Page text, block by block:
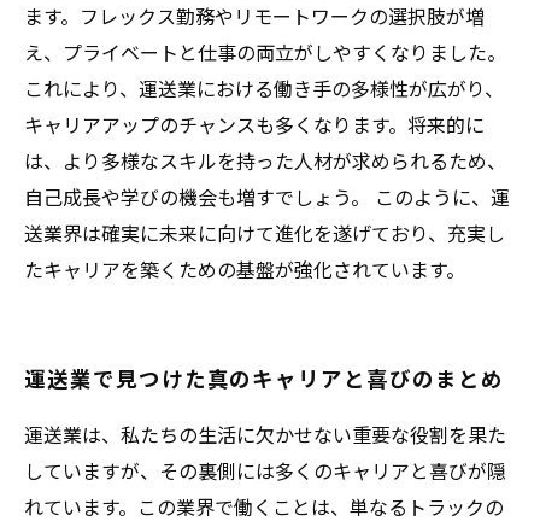
ます。フレックス勤務やリモートワークの選択肢が増
え、プライベートと仕事の両立がしやすくなりました。
これにより、運送業における働き手の多様性が広がり、
キャリアアップのチャンスも多くなります。将来的に
は、より多様なスキルを持った人材が求められるため、
自己成長や学びの機会も増すでしょう。 このように、運
送業界は確実に未来に向けて進化を遂げており、充実し
たキャリアを築くための基盤が強化されています。
運送業で見つけた真のキャリアと喜びのまとめ
運送業は、私たちの生活に欠かせない重要な役割を果た
していますが、その裏側には多くのキャリアと喜びが隠
れています。この業界で働くことは、単なるトラックの